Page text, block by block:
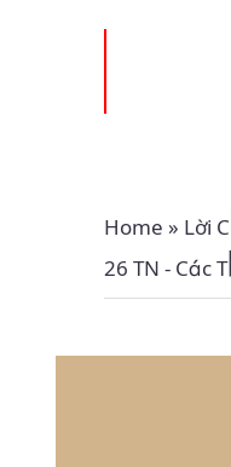
Home » Lời
26 TN - Các